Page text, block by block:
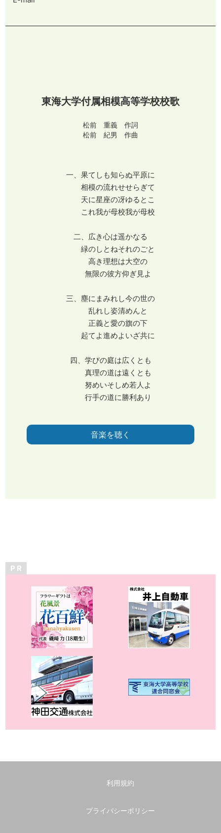
東海大学付属相模高等学校校歌
松前 重義 作詞
松前 紀男 作曲
一、果てしも知らぬ平原に
相模の流れせせらぎて
天に星座の冴ゆるとこ
これ我が母校我が母校
二、広き心は遥かなる
緑のしとねそれのごと
高き理想は大空の
無限の彼方仰ぎ見よ
三、塵にまみれし今の世の
乱れし姿清めんと
正義と愛の旗の下
起てよ進めよいざ共に
四、学びの庭は広くとも
真理の道は遠くとも
努めいそしめ若人よ
行手の道に勝利あり
音楽を聴く
P R
利用規約
プライバシーポリシー